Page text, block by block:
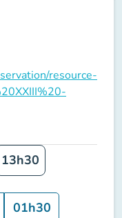
resource-
13h30
01h30